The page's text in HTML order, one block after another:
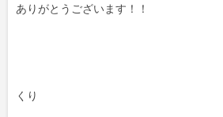
ありがとうございます！！
くり